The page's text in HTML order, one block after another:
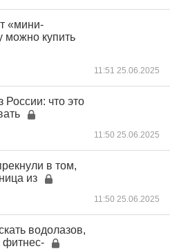
«мини-
можно купить
11:51 25.06.2025
России: что это
11:50 25.06.2025
в том,
из
11:50 25.06.2025
водолазов,
фитнес-